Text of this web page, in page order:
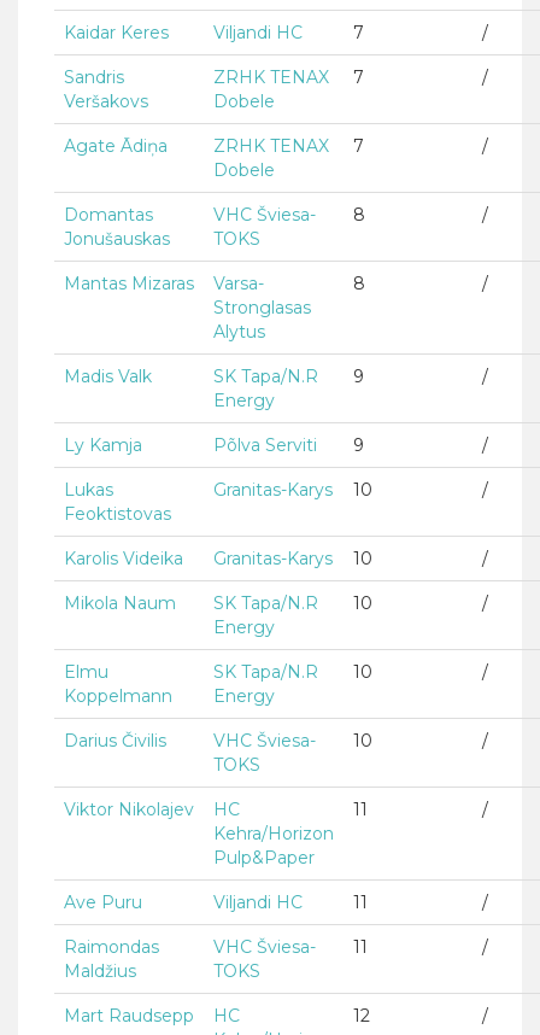
Kaidar Keres Viljandi HC 7 /
Sandris
Veršakovs
ZRHK TENAX
Dobele
7 /
Agate Ādiņa
ZRHK TENAX
Dobele
7 /
Domantas
Jonušauskas
VHC Šviesa-
TOKS
8 /
Mantas Mizaras
Varsa-
Stronglasas
Alytus
8 /
Madis Valk
SK Tapa/N.R
Energy
9 /
Ly Kamja Põlva Serviti 9 /
Lukas
Feoktistovas
Granitas-Karys 10 /
Karolis Videika Granitas-Karys 10 /
Mikola Naum
SK Tapa/N.R
Energy
10 /
Elmu
Koppelmann
SK Tapa/N.R
Energy
10 /
Darius Čivilis
VHC Šviesa-
TOKS
10 /
Viktor Nikolajev
HC
Kehra/Horizon
Pulp&Paper
11 /
Ave Puru Viljandi HC 11 /
Raimondas
Maldžius
VHC Šviesa-
TOKS
11 /
Mart Raudsepp
HC
12 /